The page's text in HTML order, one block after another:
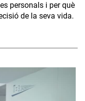
personals i per què
de la seva vida.